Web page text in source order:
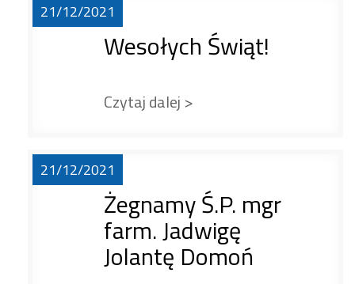
21/12/2021
Wesołych Świąt!
Czytaj dalej >
21/12/2021
Żegnamy Ś.P. mgr
farm. Jadwigę
Jolantę Domoń